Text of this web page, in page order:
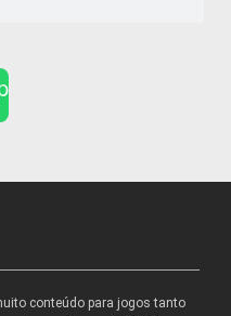
conteúdo para jogos tanto